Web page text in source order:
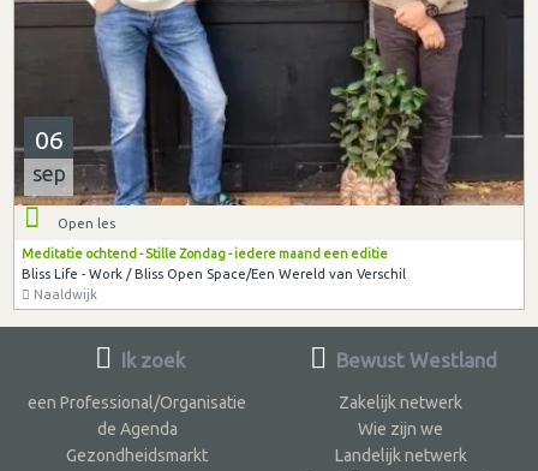
06
sep
Open les
Meditatie ochtend - Stille Zondag - iedere maand een editie
Bliss Life - Work / Bliss Open Space/Een Wereld van Verschil
Naaldwijk
Ik zoek
een Professional/Organisatie
de Agenda
Gezondheidsmarkt
Bewust Westland
Zakelijk netwerk
Wie zijn we
Landelijk netwerk